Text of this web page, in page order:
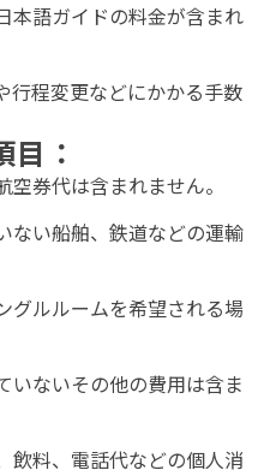
本語ガイドの料金が含まれ
行程変更などにかかる手数
目 ：
券代は含まれません。
ない船舶、鉄道などの運輸
グルルームを希望される場
いないその他の費用は含ま
飲料、電話代などの個人消